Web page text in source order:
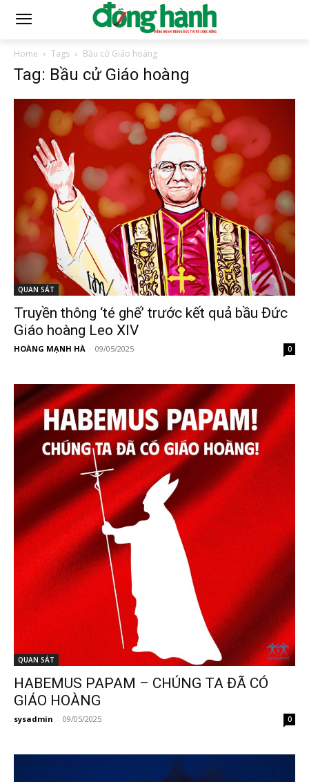
Home Tags Bầu cử Giáo hoàng
Tag: Bầu cử Giáo hoàng
QUAN SÁT
Truyền thông ‘té ghế’ trước kết quả bầu Đức
Giáo hoàng Leo XIV
HOÀNG MẠNH HÀ - 09/05/2025 0
QUAN SÁT
HABEMUS PAPAM – CHÚNG TA ĐÃ CÓ
GIÁO HOÀNG
sysadmin - 09/05/2025 0